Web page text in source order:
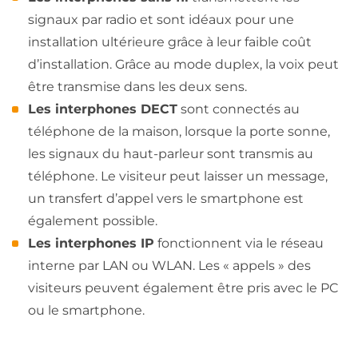
signaux par radio et sont idéaux pour une
installation ultérieure grâce à leur faible coût
d’installation. Grâce au mode duplex, la voix peut
être transmise dans les deux sens.
Les interphones DECT sont connectés au
téléphone de la maison, lorsque la porte sonne,
les signaux du haut-parleur sont transmis au
téléphone. Le visiteur peut laisser un message,
un transfert d’appel vers le smartphone est
également possible.
Les interphones IP fonctionnent via le réseau
interne par LAN ou WLAN. Les « appels » des
visiteurs peuvent également être pris avec le PC
ou le smartphone.